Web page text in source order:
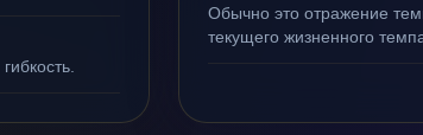
Обычно это отражение
текущего жизненного